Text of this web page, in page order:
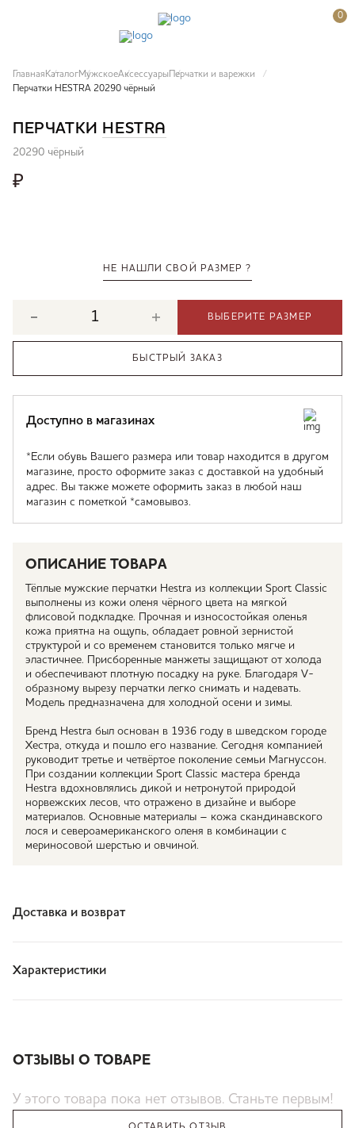
0
Главная КаталогМужскоеАксессуары Перчатки и варежки
Перчатки HESTRA 20290 чёрный
ПЕРЧАТКИ HESTRA
20290 чёрный
₽
НЕ НАШЛИ СВОЙ РАЗМЕР ?
ВЫБЕРИТЕ РАЗМЕР
БЫСТРЫЙ ЗАКАЗ
Доступно в магазинах
*Если обувь Вашего размера или товар находится в другом
магазине, просто оформите заказ с доставкой на удобный
адрес. Вы также можете оформить заказ в любой наш
магазин с пометкой *самовывоз.
ОПИСАНИЕ ТОВАРА
Тёплые мужские перчатки Hestra из коллекции Sport Classic
выполнены из кожи оленя чёрного цвета на мягкой
флисовой подкладке. Прочная и износостойкая оленья
кожа приятна на ощупь, обладает ровной зернистой
структурой и со временем становится только мягче и
эластичнее. Присборенные манжеты защищают от холода
и обеспечивают плотную посадку на руке. Благодаря V-
образному вырезу перчатки легко снимать и надевать.
Модель предназначена для холодной осени и зимы.
Бренд Hestra был основан в 1936 году в шведском городе
Хестра, откуда и пошло его название. Сегодня компанией
руководит третье и четвёртое поколение семьи Магнуссон.
При создании коллекции Sport Classic мастера бренда
Hestra вдохновлялись дикой и нетронутой природой
норвежских лесов, что отражено в дизайне и выборе
материалов. Основные материалы – кожа скандинавского
лося и североамериканского оленя в комбинации с
мериносовой шерстью и овчиной.
Доставка и возврат
Характеристики
ОТЗЫВЫ О ТОВАРЕ
У этого товара пока нет отзывов. Станьте первым!